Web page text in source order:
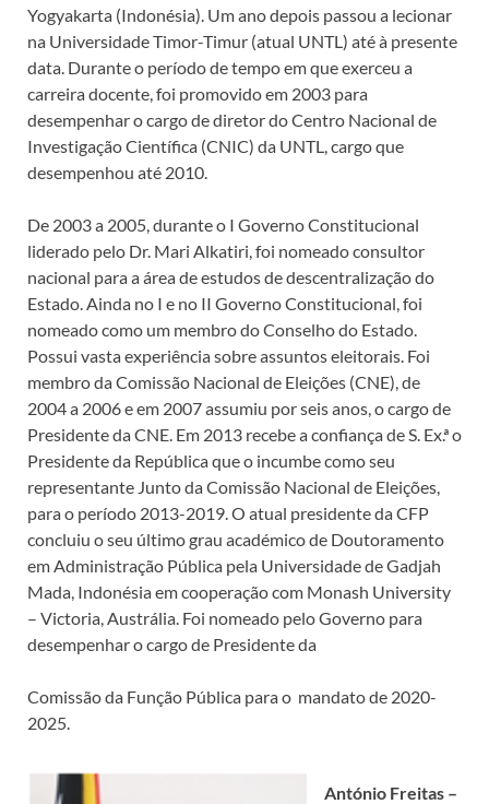
Yogyakarta (Indonésia). Um ano depois passou a lecionar
na Universidade Timor-Timur (atual UNTL) até à presente
data. Durante o período de tempo em que exerceu a
carreira docente, foi promovido em 2003 para
desempenhar o cargo de diretor do Centro Nacional de
Investigação Científica (CNIC) da UNTL, cargo que
desempenhou até 2010.
De 2003 a 2005, durante o I Governo Constitucional
liderado pelo Dr. Mari Alkatiri, foi nomeado consultor
nacional para a área de estudos de descentralização do
Estado. Ainda no I e no II Governo Constitucional, foi
nomeado como um membro do Conselho do Estado.
Possui vasta experiência sobre assuntos eleitorais. Foi
membro da Comissão Nacional de Eleições (CNE), de
2004 a 2006 e em 2007 assumiu por seis anos, o cargo de
Presidente da CNE. Em 2013 recebe a confiança de S. Ex.ª o
Presidente da República que o incumbe como seu
representante Junto da Comissão Nacional de Eleições,
para o período 2013-2019. O atual presidente da CFP
concluiu o seu último grau académico de Doutoramento
em Administração Pública pela Universidade de Gadjah
Mada, Indonésia em cooperação com Monash University
– Victoria, Austrália. Foi nomeado pelo Governo para
desempenhar o cargo de Presidente da
Comissão da Função Pública para o mandato de 2020-
2025.
António Freitas –